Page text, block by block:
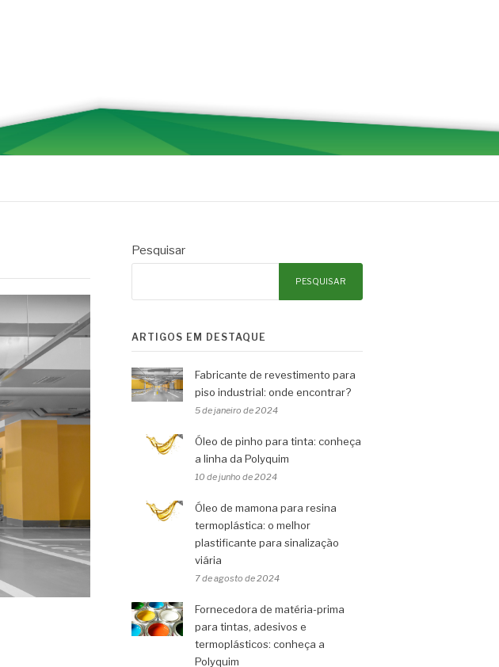
Pesquisar
PESQUISAR
ARTIGOS EM DESTAQUE
Fabricante de revestimento para
piso industrial: onde encontrar?
5 de janeiro de 2024
Óleo de pinho para tinta: conheça
a linha da Polyquim
10 de junho de 2024
Óleo de mamona para resina
termoplástica: o melhor
plastificante para sinalização
viária
7 de agosto de 2024
Fornecedora de matéria-prima
para tintas, adesivos e
termoplásticos: conheça a
Polyquim